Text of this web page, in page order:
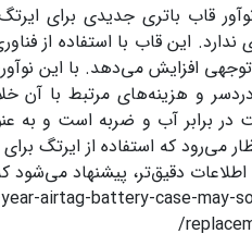
قاب باتری جدیدی برای
این قاب با استفاده از
افزایش می‌دهد. با این
و هزینه‌های مرتبط با آن
در برابر آب و ضربه است و به
می‌رود که استفاده از ایرتگ
اطلاعات دقیق‌تر، پیشنهاد می‌شود
airtag-battery-case-may-
/